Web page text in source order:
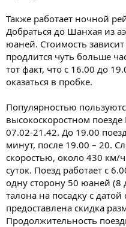
Также работает ночной
Добраться до Шанхая из
юаней. Стоимость
продлится чуть больше
тот факт, что с 16.00 до
оказаться в пробке.
Популярностью
высокоскоростном
07.02-21.42. До 19.00
минут, после 19.00 – 20.
скоростью, около 430 км/
суток. Поезд работает с
одну сторону 50 юаней
талона на посадку с
предоставлена скидка
Продолжительность